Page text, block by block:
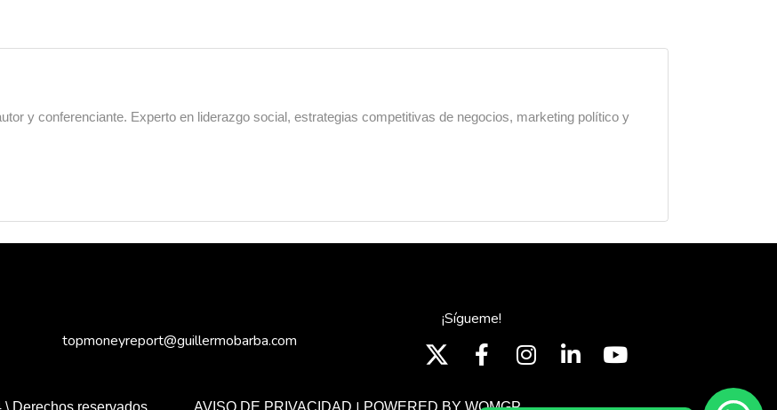
y conferenciante. Experto en liderazgo social, estrategias competitivas de negocios, marketing político y
topmoneyreport@guillermobarba.com
¡Sígueme!
Derechos reservados. AVISO DE PRIVACIDAD POWERED BY WOMGP